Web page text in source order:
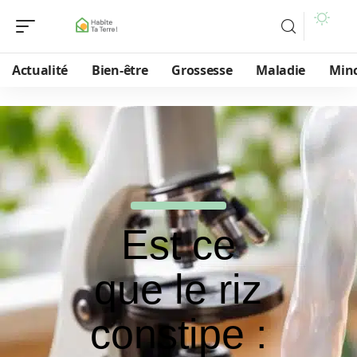
Actualité Bien-être Grossesse Maladie
Est ce
que le riz
constipe :